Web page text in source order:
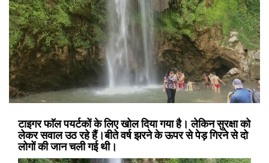
टाइगर फाॅल पयर्टकों के लिए खोल दिया गया है। लेकिन सुरक्षा को
लेकर सवाल उठ रहे हैं।बीते वर्ष झरने के ऊपर से पेड़ गिरने से दो
लोगों की जान चली गई थी।